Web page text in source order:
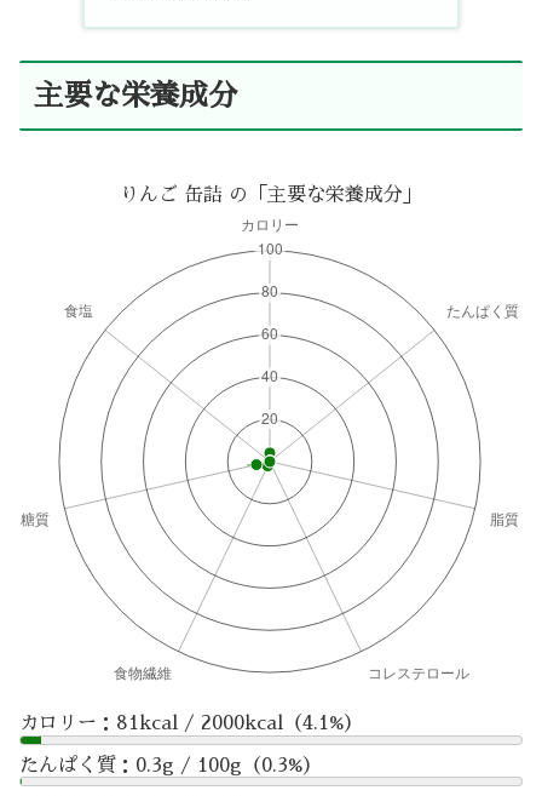
主要な栄養成分
りんご 缶詰 の「主要な栄養成分」
カロリー：81kcal / 2000kcal（4.1%）
たんぱく質：0.3g / 100g（0.3%）